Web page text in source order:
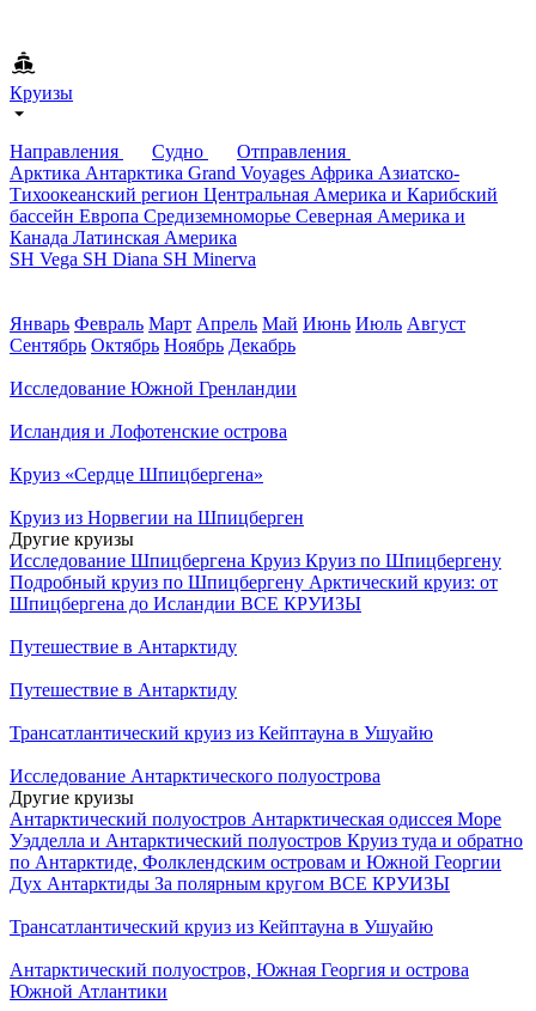
Круизы
Направления Судно
Отправления
Арктика Антарктика Grand Voyages Африка Азиатско-
Тихоокеанский регион Центральная Америка и Карибский
бассейн Европа Средиземноморье Северная Америка и
Канада Латинская Америка
SH Vega SH Diana SH Minerva
Январь Февраль Март Апрель Май Июнь Июль Август
Сентябрь Октябрь Ноябрь Декабрь
Исследование Южной Гренландии
Исландия и Лофотенские острова
Круиз «Сердце Шпицбергена»
Круиз из Норвегии на Шпицберген
Другие круизы
Исследование Шпицбергена Круиз Круиз по Шпицбергену
Подробный круиз по Шпицбергену Арктический круиз: от
Шпицбергена до Исландии ВСЕ КРУИЗЫ
Путешествие в Антарктиду
Путешествие в Антарктиду
Трансатлантический круиз из Кейптауна в Ушуайю
Исследование Антарктического полуострова
Другие круизы
Антарктический полуостров Антарктическая одиссея Море
Уэдделла и Антарктический полуостров Круиз туда и обратно
по Антарктиде, Фолклендским островам и Южной Георгии
Дух Антарктиды За полярным кругом ВСЕ КРУИЗЫ
Трансатлантический круиз из Кейптауна в Ушуайю
Антарктический полуостров, Южная Георгия и острова
Южной Атлантики